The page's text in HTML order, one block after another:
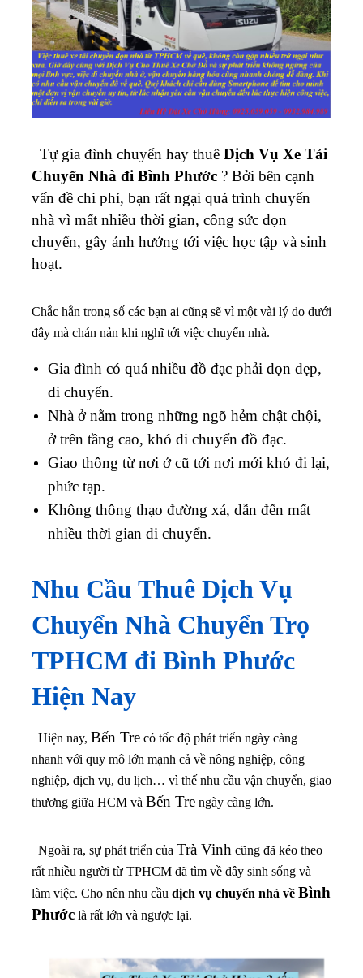
Tự gia đình chuyển hay thuê Dịch Vụ Xe Tải
Chuyển Nhà đi Bình Phước ? Bởi bên cạnh
vấn đề chi phí, bạn rất ngại quá trình chuyển
nhà vì mất nhiều thời gian, công sức dọn
chuyển, gây ảnh hưởng tới việc học tập và sinh
hoạt.
Chắc hẳn trong số các bạn ai cũng sẽ vì một vài lý do dưới
đây mà chán nản khi nghĩ tới việc chuyển nhà.
Gia đình có quá nhiều đồ đạc phải dọn dẹp,
di chuyển.
Nhà ở nằm trong những ngõ hẻm chật chội,
ở trên tầng cao, khó di chuyển đồ đạc.
Giao thông từ nơi ở cũ tới nơi mới khó đi lại,
phức tạp.
Không thông thạo đường xá, dẫn đến mất
nhiều thời gian di chuyển.
Nhu Cầu Thuê Dịch Vụ
Chuyển Nhà Chuyển Trọ
TPHCM đi Bình Phước
Hiện Nay
Hiện nay, Bến Tre có tốc độ phát triển ngày càng
nhanh với quy mô lớn mạnh cả về nông nghiệp, công
nghiệp, dịch vụ, du lịch… vì thế nhu cầu vận chuyển, giao
thương giữa HCM và Bến Tre ngày càng lớn.
Ngoài ra, sự phát triển của Trà Vinh cũng đã kéo theo
rất nhiều người từ TPHCM đã tìm về đây sinh sống và
làm việc. Cho nên nhu cầu dịch vụ chuyển nhà về Bình
Phước là rất lớn và ngược lại.